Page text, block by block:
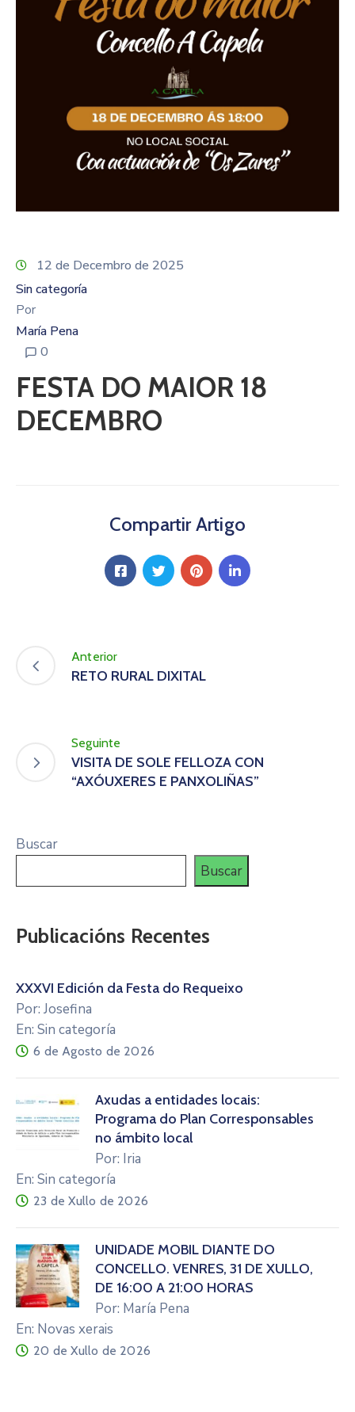
12 de Decembro de 2025
Sin categoría
Por
María Pena
0
FESTA DO MAIOR 18
DECEMBRO
Compartir Artigo
Anterior
RETO RURAL DIXITAL
Seguinte
VISITA DE SOLE FELLOZA CON
“AXÓUXERES E PANXOLIÑAS”
Buscar
Buscar
Publicacións Recentes
XXXVI Edición da Festa do Requeixo
Por: Josefina
En: Sin categoría
6 de Agosto de 2026
Axudas a entidades locais:
Programa do Plan Corresponsables
no ámbito local
Por: Iria
En: Sin categoría
23 de Xullo de 2026
UNIDADE MÓBIL DIANTE DO
CONCELLO. VENRES, 31 DE XULLO,
DE 16:00 A 21:00 HORAS
Por: María Pena
En: Novas xerais
20 de Xullo de 2026